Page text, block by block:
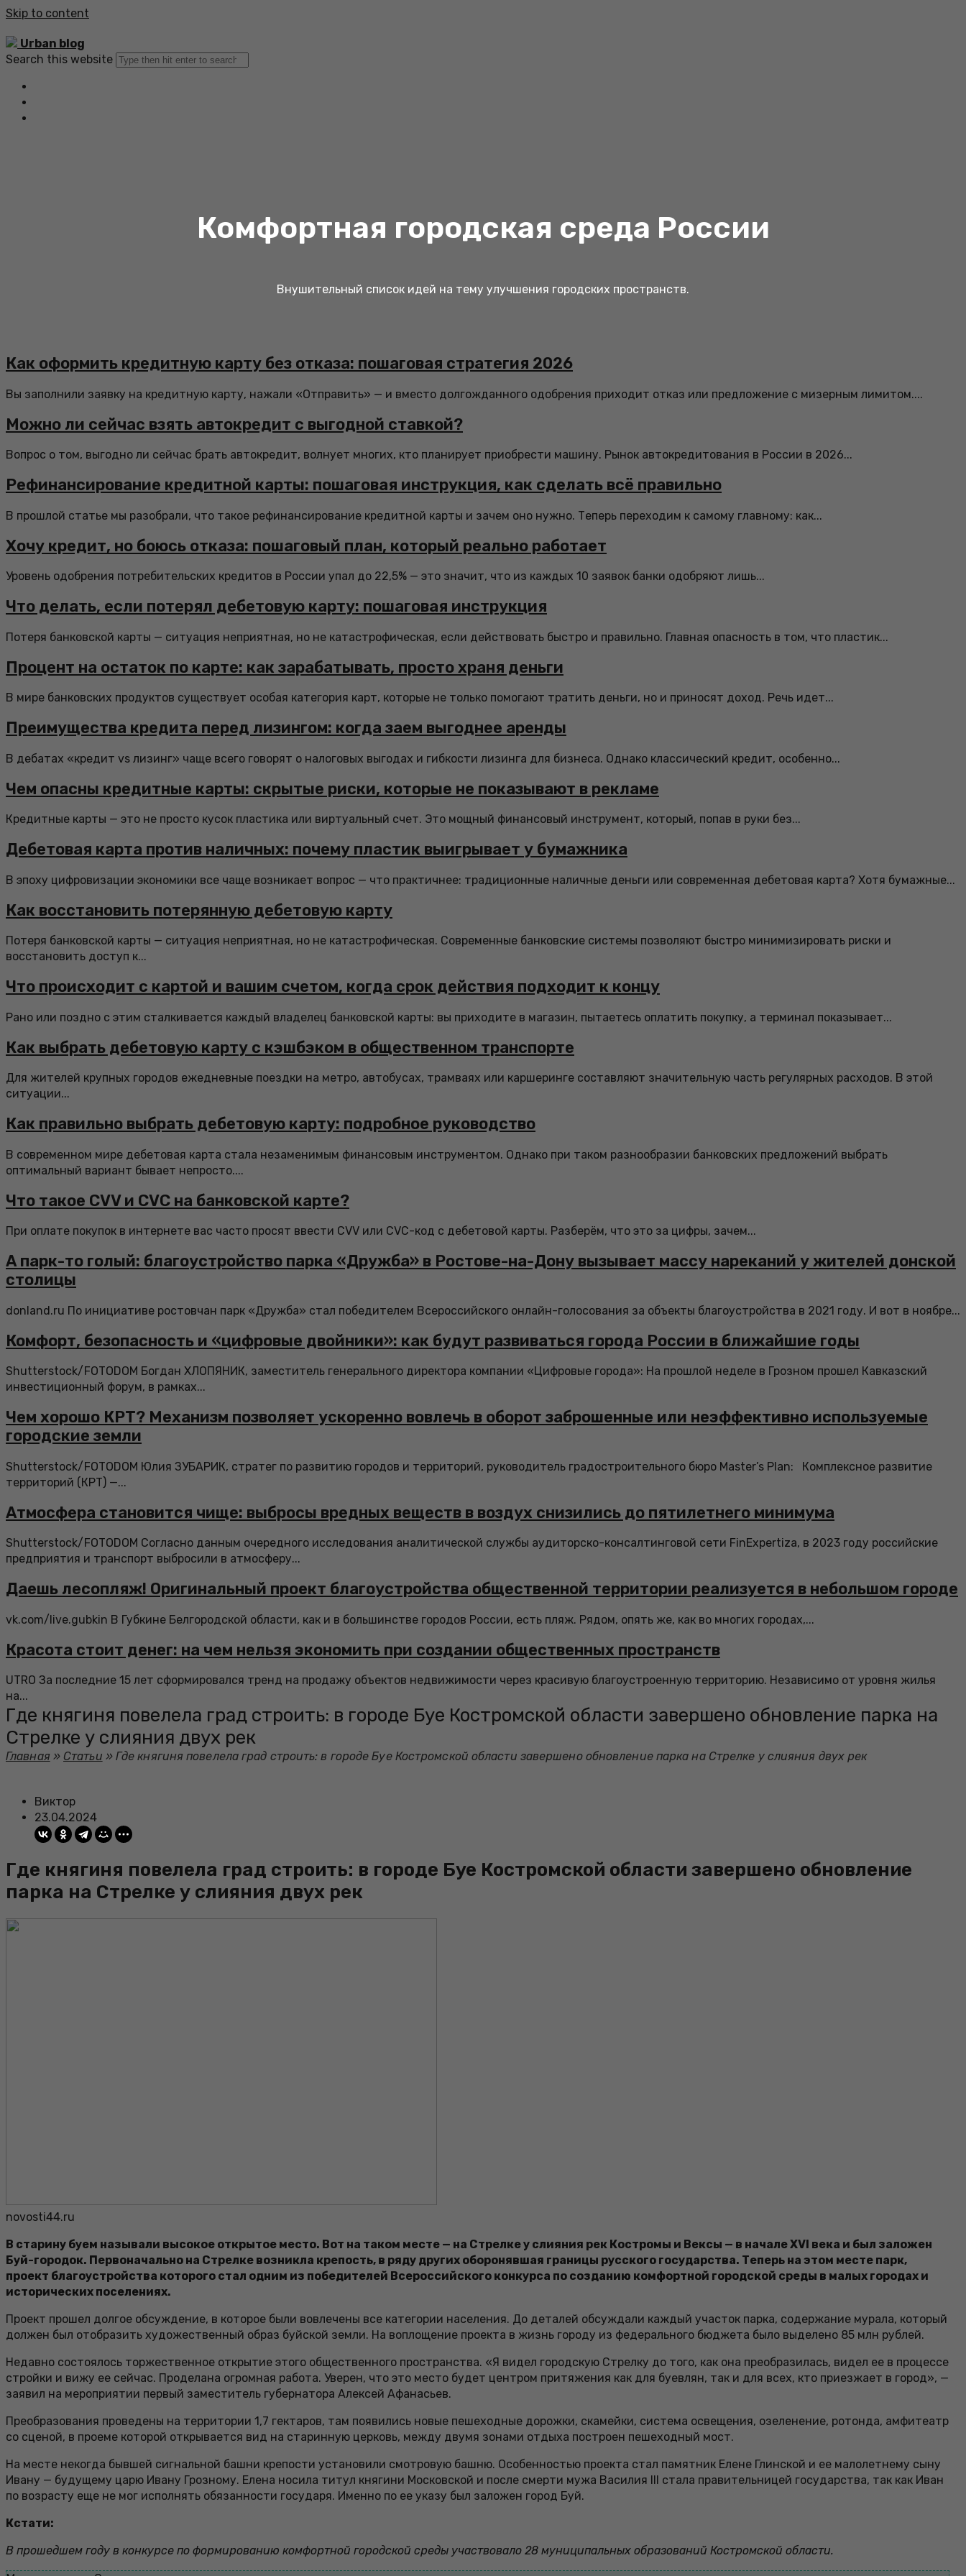
Skip to content
Urban blog
Search this website
Комфортная городская среда России
Внушительный список идей на тему улучшения городских пространств.
Как оформить кредитную карту без отказа: пошаговая стратегия 2026
Вы заполнили заявку на кредитную карту, нажали «Отправить» — и вместо долгожданного одобрения приходит отказ или предложение с мизерным лимитом....
Можно ли сейчас взять автокредит с выгодной ставкой?
Вопрос о том, выгодно ли сейчас брать автокредит, волнует многих, кто планирует приобрести машину. Рынок автокредитования в России в 2026...
Рефинансирование кредитной карты: пошаговая инструкция, как сделать всё правильно
В прошлой статье мы разобрали, что такое рефинансирование кредитной карты и зачем оно нужно. Теперь переходим к самому главному: как...
Хочу кредит, но боюсь отказа: пошаговый план, который реально работает
Уровень одобрения потребительских кредитов в России упал до 22,5% — это значит, что из каждых 10 заявок банки одобряют лишь...
Что делать, если потерял дебетовую карту: пошаговая инструкция
Потеря банковской карты — ситуация неприятная, но не катастрофическая, если действовать быстро и правильно. Главная опасность в том, что пластик...
Процент на остаток по карте: как зарабатывать, просто храня деньги
В мире банковских продуктов существует особая категория карт, которые не только помогают тратить деньги, но и приносят доход. Речь идет...
Преимущества кредита перед лизингом: когда заем выгоднее аренды
В дебатах «кредит vs лизинг» чаще всего говорят о налоговых выгодах и гибкости лизинга для бизнеса. Однако классический кредит, особенно...
Чем опасны кредитные карты: скрытые риски, которые не показывают в рекламе
Кредитные карты — это не просто кусок пластика или виртуальный счет. Это мощный финансовый инструмент, который, попав в руки без...
Дебетовая карта против наличных: почему пластик выигрывает у бумажника
В эпоху цифровизации экономики все чаще возникает вопрос — что практичнее: традиционные наличные деньги или современная дебетовая карта? Хотя бумажные...
Как восстановить потерянную дебетовую карту
Потеря банковской карты — ситуация неприятная, но не катастрофическая. Современные банковские системы позволяют быстро минимизировать риски и
восстановить доступ к...
Что происходит с картой и вашим счетом, когда срок действия подходит к концу
Рано или поздно с этим сталкивается каждый владелец банковской карты: вы приходите в магазин, пытаетесь оплатить покупку, а терминал показывает...
Как выбрать дебетовую карту с кэшбэком в общественном транспорте
Для жителей крупных городов ежедневные поездки на метро, автобусах, трамваях или каршеринге составляют значительную часть регулярных расходов. В этой
ситуации...
Как правильно выбрать дебетовую карту: подробное руководство
В современном мире дебетовая карта стала незаменимым финансовым инструментом. Однако при таком разнообразии банковских предложений выбрать
оптимальный вариант бывает непросто....
Что такое CVV и CVC на банковской карте?
При оплате покупок в интернете вас часто просят ввести CVV или CVC-код с дебетовой карты. Разберём, что это за цифры, зачем...
А парк-то голый: благоустройство парка «Дружба» в Ростове-на-Дону вызывает массу нареканий у жителей донской
столицы
donland.ru По инициативе ростовчан парк «Дружба» стал победителем Всероссийского онлайн-голосования за объекты благоустройства в 2021 году. И вот в ноябре...
Комфорт, безопасность и «цифровые двойники»: как будут развиваться города России в ближайшие годы
Shutterstock/FOTODOM Богдан ХЛОПЯНИК, заместитель генерального директора компании «Цифровые города»: На прошлой неделе в Грозном прошел Кавказский
инвестиционный форум, в рамках...
Чем хорошо КРТ? Механизм позволяет ускоренно вовлечь в оборот заброшенные или неэффективно используемые
городские земли
Shutterstock/FOTODOM Юлия ЗУБАРИК, стратег по развитию городов и территорий, руководитель градостроительного бюро Master’s Plan: Комплексное развитие
территорий (КРТ) —...
Атмосфера становится чище: выбросы вредных веществ в воздух снизились до пятилетнего минимума
Shutterstock/FOTODOM Согласно данным очередного исследования аналитической службы аудиторско-консалтинговой сети FinExpertiza, в 2023 году российские
предприятия и транспорт выбросили в атмосферу...
Даешь лесопляж! Оригинальный проект благоустройства общественной территории реализуется в небольшом городе
vk.com/live.gubkin В Губкине Белгородской области, как и в большинстве городов России, есть пляж. Рядом, опять же, как во многих городах,...
Красота стоит денег: на чем нельзя экономить при создании общественных пространств
UTRO За последние 15 лет сформировался тренд на продажу объектов недвижимости через красивую благоустроенную территорию. Независимо от уровня жилья
на...
Где княгиня повелела град строить: в городе Буе Костромской области завершено обновление парка на
Стрелке у слияния двух рек
Главная » Статьи » Где княгиня повелела град строить: в городе Буе Костромской области завершено обновление парка на Стрелке у слияния двух рек
Виктор
23.04.2024
Где княгиня повелела град строить: в городе Буе Костромской области завершено обновление
парка на Стрелке у слияния двух рек
novosti44.ru
В старину буем называли высокое открытое место. Вот на таком месте — на Стрелке у слияния рек Костромы и Вексы — в начале XVI века и был заложен
Буй-городок. Первоначально на Стрелке возникла крепость, в ряду других оборонявшая границы русского государства. Теперь на этом месте парк,
проект благоустройства которого стал одним из победителей Всероссийского конкурса по созданию комфортной городской среды в малых городах и
исторических поселениях.
Проект прошел долгое обсуждение, в которое были вовлечены все категории населения. До деталей обсуждали каждый участок парка, содержание мурала, который
должен был отобразить художественный образ буйской земли. На воплощение проекта в жизнь городу из федерального бюджета было выделено 85 млн рублей.
Недавно состоялось торжественное открытие этого общественного пространства. «Я видел городскую Стрелку до того, как она преобразилась, видел ее в процессе
стройки и вижу ее сейчас. Проделана огромная работа. Уверен, что это место будет центром притяжения как для буевлян, так и для всех, кто приезжает в город», —
заявил на мероприятии первый заместитель губернатора Алексей Афанасьев.
Преобразования проведены на территории 1,7 гектаров, там появились новые пешеходные дорожки, скамейки, система освещения, озеленение, ротонда, амфитеатр
со сценой, в проеме которой открывается вид на старинную церковь, между двумя зонами отдыха построен пешеходный мост.
На месте некогда бывшей сигнальной башни крепости установили смотровую башню. Особенностью проекта стал памятник Елене Глинской и ее малолетнему сыну
Ивану — будущему царю Ивану Грозному. Елена носила титул княгини Московской и после смерти мужа Василия III стала правительницей государства, так как Иван
по возрасту еще не мог исполнять обязанности государя. Именно по ее указу был заложен город Буй.
Кстати:
В прошедшем году в конкурсе по формированию комфортной городской среды участвовало 28 муниципальных образований Костромской области.